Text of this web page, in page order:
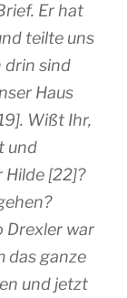
Er hat
teilte uns
drin sind
Haus
Wißt Ihr,
und
Hilde [22]?
Drexler war
das ganze
und jetzt